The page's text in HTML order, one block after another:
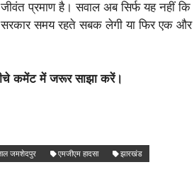
प्रमाण है। सवाल अब सिर्फ यह नहीं कि
सरकार समय रहते सबक लेगी या फिर एक और
कमेंट में जरूर साझा करें।
जमशेदपुर एमजीएम हादसा झारखंड